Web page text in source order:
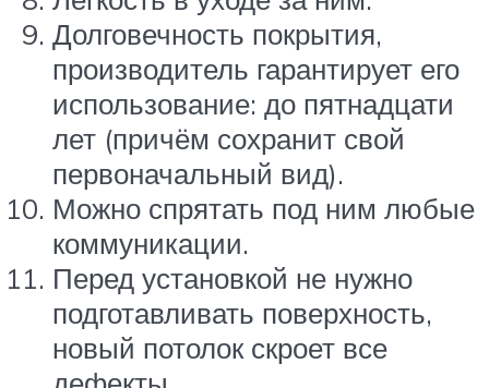
Долговечность покрытия,
производитель гарантирует его
использование: до пятнадцати
лет (причём сохранит свой
первоначальный вид).
Можно спрятать под ним любые
коммуникации.
Перед установкой не нужно
подготавливать поверхность,
новый потолок скроет все